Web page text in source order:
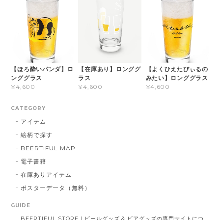
【ほろ酔いパンダ】ロ
ンググラス
¥4,600
【在庫あり】ロンググ
ラス
¥4,600
【よくひえたびぃるの
みたい】ロンググラス
¥4,600
CATEGORY
アイテム
絵柄で探す
BEERTIFUL MAP
電子書籍
在庫ありアイテム
ポスターデータ（無料）
GUIDE